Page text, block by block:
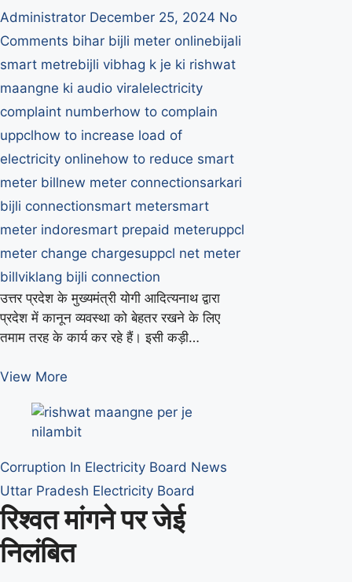
Administrator December 25, 2024 No
Comments bihar bijli meter onlinebijali
smart metrebijli vibhag k je ki rishwat
maangne ki audio viralelectricity
complaint numberhow to complain
uppclhow to increase load of
electricity onlinehow to reduce smart
meter billnew meter connectionsarkari
bijli connectionsmart metersmart
meter indoresmart prepaid meteruppcl
meter change chargesuppcl net meter
billviklang bijli connection
उत्तर प्रदेश के मुख्यमंत्री योगी आदित्यनाथ द्वारा
प्रदेश में कानून व्यवस्था को बेहतर रखने के लिए
तमाम तरह के कार्य कर रहे हैं। इसी कड़ी…
View More
के
जेई
रिश्वत
मांगने
की
ऑडियो
वायरल
Corruption In Electricity Board News
Uttar Pradesh Electricity Board
रिश्वत मांगने पर जेई
निलंबित